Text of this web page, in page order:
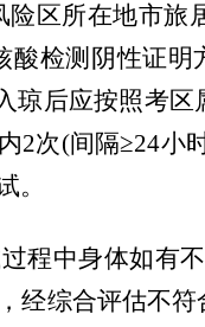
险区所在地市旅
酸检测阴性证
琼后应按照考
2次(间隔≥24小
。
程中身体如有
经综合评估不